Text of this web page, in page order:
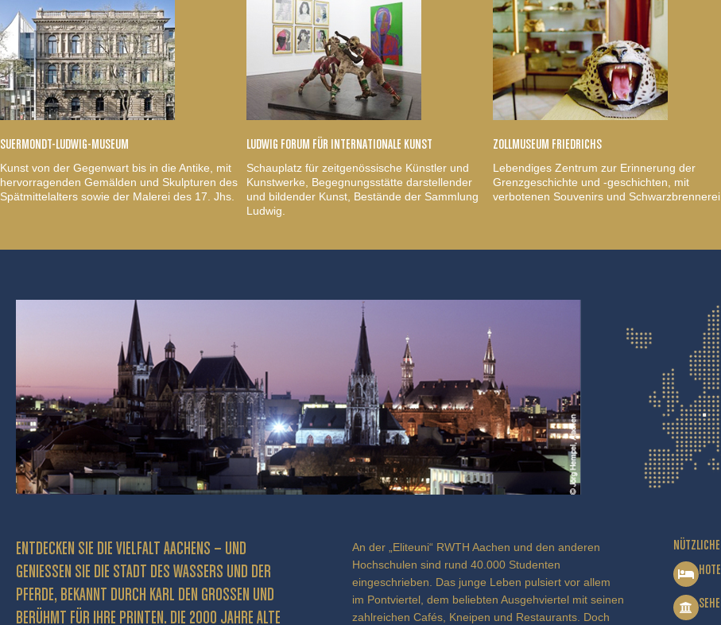
SUERMONDT-LUDWIG-MUSEUM
Kunst von der Gegenwart bis in die Antike, mit
hervorragenden Gemälden und Skulpturen des
Spätmittelalters sowie der Malerei des 17. Jhs.
LUDWIG FORUM FÜR INTERNATIONALE KUNST
Schauplatz für zeitgenössische Künstler und
Kunstwerke, Begegnungsstätte darstellender
und bildender Kunst, Bestände der Sammlung
Ludwig.
ZOLLMUSEUM FRIEDRICHS
Lebendiges Zentrum zur Erinnerung der
Grenzgeschichte und -geschichten, mit
verbotenen Souvenirs und Schwarzbrennerei.
ENTDECKEN SIE DIE VIELFALT AACHENS – UND
GENIESSEN SIE DIE STADT DES WASSERS UND DER P
FERDE, BEKANNT DURCH KARL DEN GROSSEN UND BE
RÜHMT FÜR IHRE PRINTEN. DIE 2000 JAHRE ALTE KA
An der „Eliteuni“ RWTH Aachen und den anderen
Hochschulen sind rund 40.000 Studenten
eingeschrieben. Das junge Leben pulsiert vor allem
im Pontviertel, dem beliebten Ausgehviertel mit seinen
zahlreichen Cafés, Kneipen und Restaurants. Doch